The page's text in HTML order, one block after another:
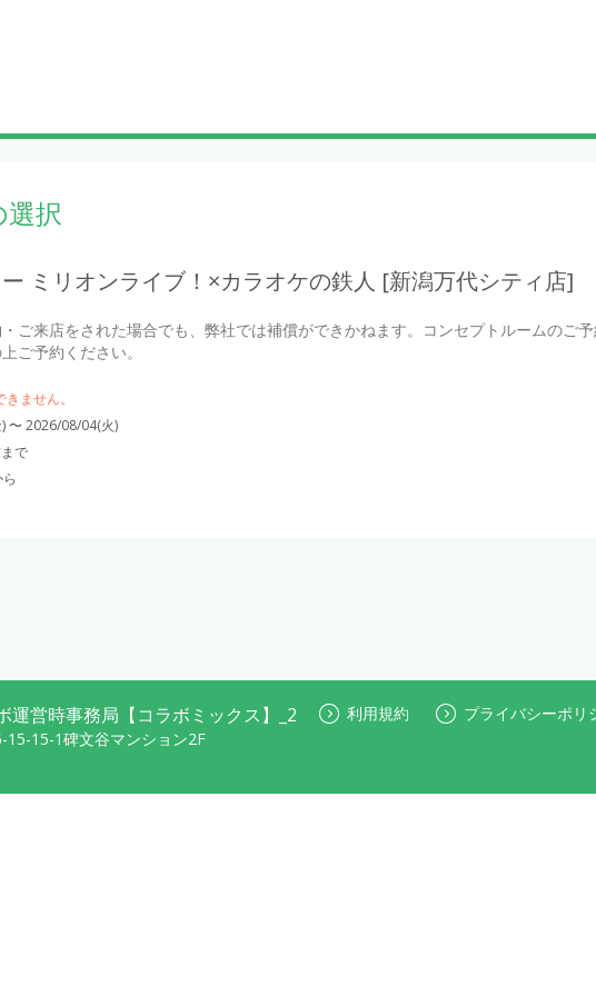
択
ミリオンライブ！×カラオケの鉄人 [新潟万代シティ店]
ご来店をされた場合でも、弊社では補償ができかねます。コンセプトルームのご
ご予約ください。
ません。
〜 2026/08/04(火)
で
運営時事務局【コラボミックス】_2
15-15-1碑文谷マンション2F
利用規約 プライバシーポリ